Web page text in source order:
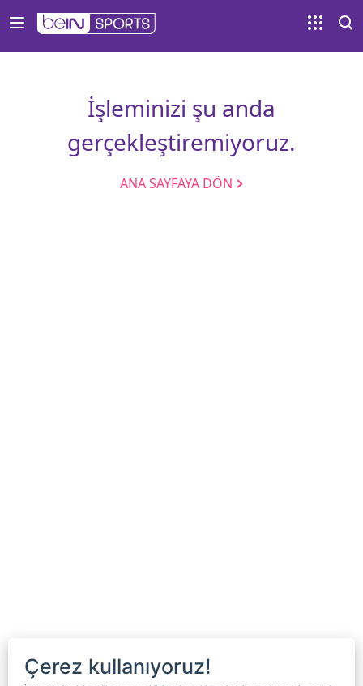
İşleminizi şu anda
gerçekleştiremiyoruz.
ANA SAYFAYA DÖN
Çerez kullanıyoruz!